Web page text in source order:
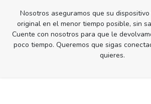
Nosotros aseguramos que su
original en el menor tiempo posible, sin
Cuente con nosotros para que le
poco tiempo. Queremos que sigas
quieres.